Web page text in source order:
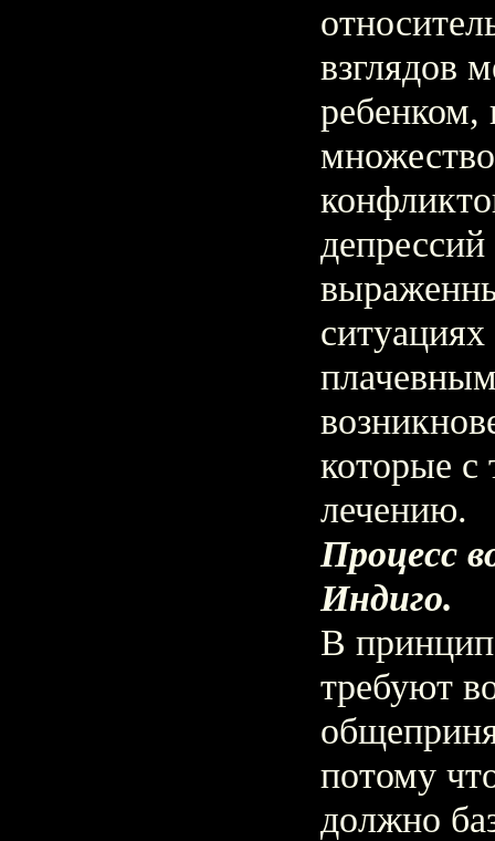
взглядов
ребенком,
ситуациях
которые с
лечению.
Процесс
Индиго.
В
требуют
потому
должно